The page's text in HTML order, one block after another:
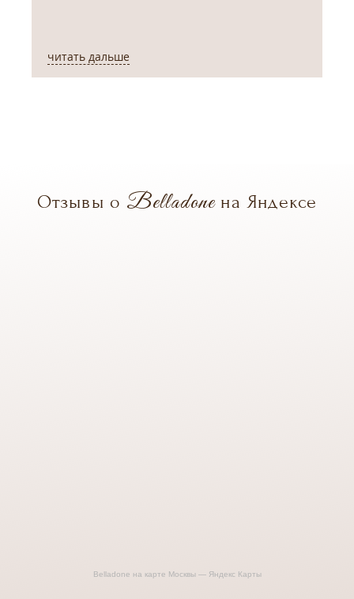
читать дальше
Отзывы о Belladoneна Яндексе
Belladone на карте Москвы — Яндекс Карты